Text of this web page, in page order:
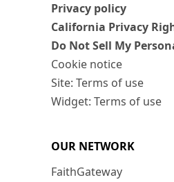
Privacy policy
California Privacy
Do Not Sell My
Cookie notice
Site: Terms of use
Widget: Terms of use
OUR NETWORK
FaithGateway